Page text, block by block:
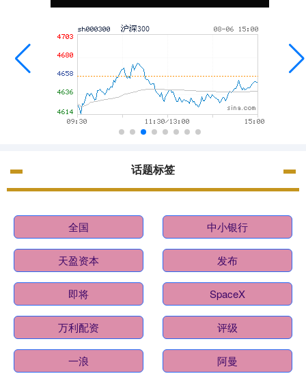
话题标签
全国 中小银行
天盈资本 发布
即将 SpaceX
万利配资 评级
一浪 阿曼